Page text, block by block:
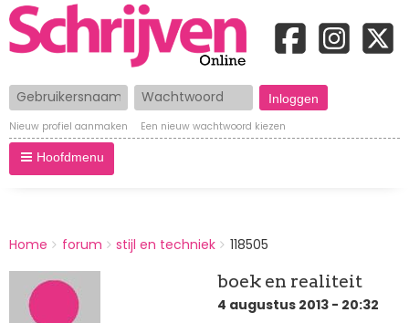
Gebruikersnaam Wachtwoord
Nieuw profiel aanmaken Een nieuw wachtwoord kiezen
Hoofdmenu
BREADCRUMBS
You
here:
Home forum stijl en techniek 118505
boek en realiteit
4 augustus 2013 - 20:32